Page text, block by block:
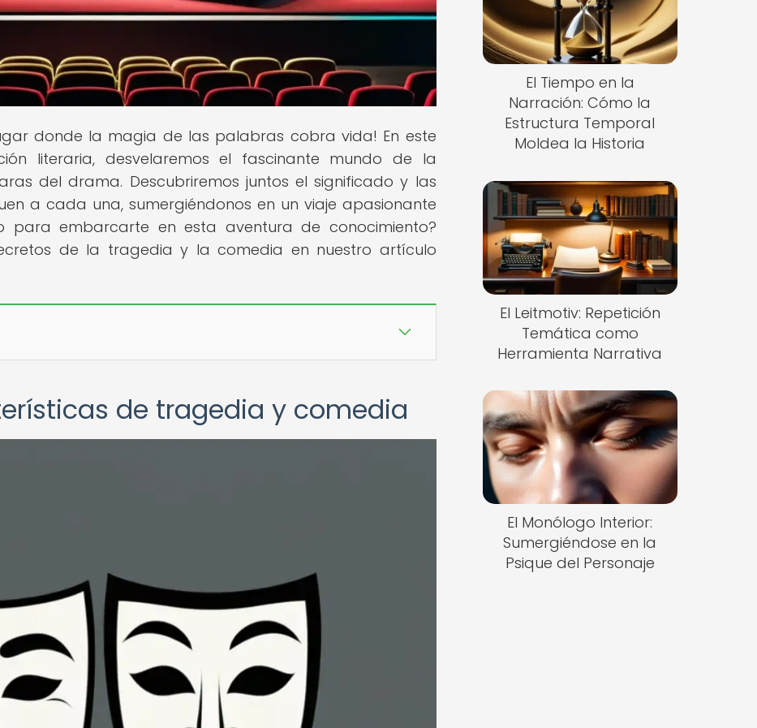
donde la magia de las palabras cobra vida! En este
literaria, desvelaremos el fascinante mundo de la
del drama. Descubriremos juntos el significado y las
a cada una, sumergiéndonos en un viaje apasionante
para embarcarte en esta aventura de conocimiento?
de la tragedia y la comedia en nuestro artículo
de tragedia y comedia
El Tiempo en la
Narración: Cómo la
Estructura Temporal
Moldea la Historia
El Leitmotiv: Repetición
Temática como
Herramienta Narrativa
El Monólogo Interior:
Sumergiéndose en la
Psique del Personaje